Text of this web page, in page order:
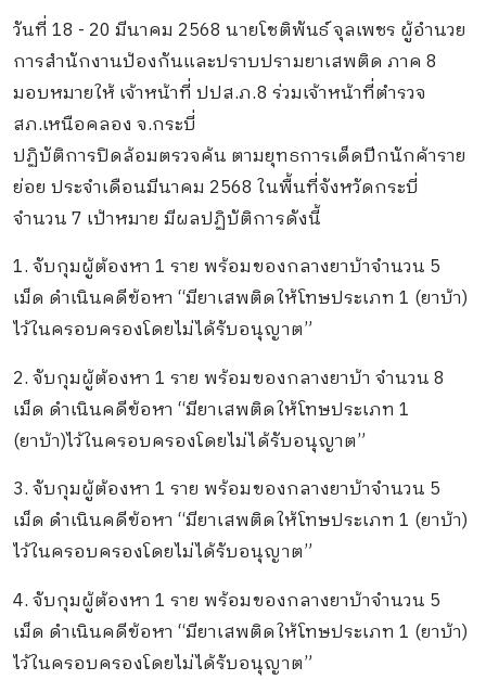
วันที่ 18 - 20 มีนาคม 2568 นายโชติพันธ์ จุลเพชร ผู้อำนวย
การสำนักงานป้องกันและปราบปรามยาเสพติด ภาค 8
มอบหมายให้ เจ้าหน้าที่ ปปส.ภ.8 ร่วมเจ้าหน้าที่ตำรวจ
สภ.เหนือคลอง จ.กระบี่
ปฏิบัติการปิดล้อมตรวจค้น ตามยุทธการเด็ดปีกนักค้าราย
ย่อย ประจำเดือนมีนาคม 2568 ในพื้นที่จังหวัดกระบี่
จำนวน 7 เป้าหมาย มีผลปฏิบัติการดังนี้
1. จับกุมผู้ต้องหา 1 ราย พร้อมของกลางยาบ้าจำนวน 5
เม็ด ดำเนินคดีข้อหา “มียาเสพติดให้โทษประเภท 1 (ยาบ้า)
ไว้ในครอบครองโดยไม่ได้รับอนุญาต”
2. จับกุมผู้ต้องหา 1 ราย พร้อมของกลางยาบ้า จำนวน 8
เม็ด ดำเนินคดีข้อหา “มียาเสพติดให้โทษประเภท 1
(ยาบ้า)ไว้ในครอบครองโดยไม่ได้รับอนุญาต”
3. จับกุมผู้ต้องหา 1 ราย พร้อมของกลางยาบ้าจำนวน 5
เม็ด ดำเนินคดีข้อหา “มียาเสพติดให้โทษประเภท 1 (ยาบ้า)
ไว้ในครอบครองโดยไม่ได้รับอนุญาต”
4. จับกุมผู้ต้องหา 1 ราย พร้อมของกลางยาบ้าจำนวน 5
เม็ด ดำเนินคดีข้อหา “มียาเสพติดให้โทษประเภท 1 (ยาบ้า)
ไว้ในครอบครองโดยไม่ได้รับอนุญาต”